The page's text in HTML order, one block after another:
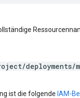
deployments/
ist die folgende IAM-